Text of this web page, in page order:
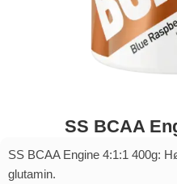
SS BCAA
SS BCAA Engine 4:1:1 400g:
glutamin.